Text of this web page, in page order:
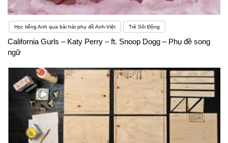
Học tiếng Anh qua bài hát phụ đề Anh-Việt Trẻ Sôi Động
California Gurls – Katy Perry – ft. Snoop Dogg – Phụ đề song
ngữ